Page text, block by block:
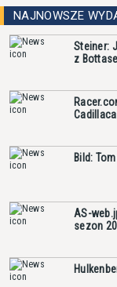
NAJNOWSZE
Steiner:
z
Cadillaca
Bild:
AS-
sezon